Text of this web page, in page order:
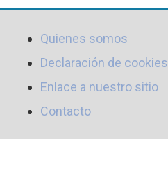
Quienes somos
Declaración de cookies
Enlace a nuestro sitio
Contacto